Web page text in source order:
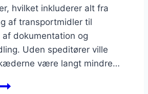
hvilket inkluderer alt fra
af transportmidler til
af dokumentation og
Uden speditører ville
være langt mindre…